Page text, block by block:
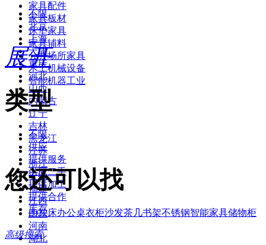
家具配件
家具板材
床垫家具
家具辅料
公共场所家具
木工机械设备
智能机器工业
不限
北京
上海
天津
重庆
河北
山西
内蒙古
辽宁
吉林
黑龙江
江苏
浙江
安徽
福建
江西
山东
河南
湖北
展开
类型
不限
供应
提供服务
供应二手
提供加工
提供合作
库存
您还可以找
2022床办公桌衣柜沙发茶几书架不锈钢智能家具储物柜
高级搜索